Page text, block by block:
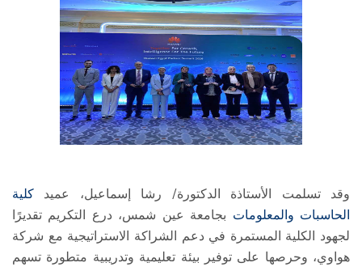
وقد تسلمت الأستاذة الدكتورة/ رشا إسماعيل، عميد كلية
الحاسبات والمعلومات بجامعة عين شمس، درع التكريم تقديرًا
لجهود الكلية المستمرة في دعم الشراكة الاستراتيجية مع شركة
هواوي، وحرصها على توفير بيئة تعليمية وتدريبية متطورة تسهم